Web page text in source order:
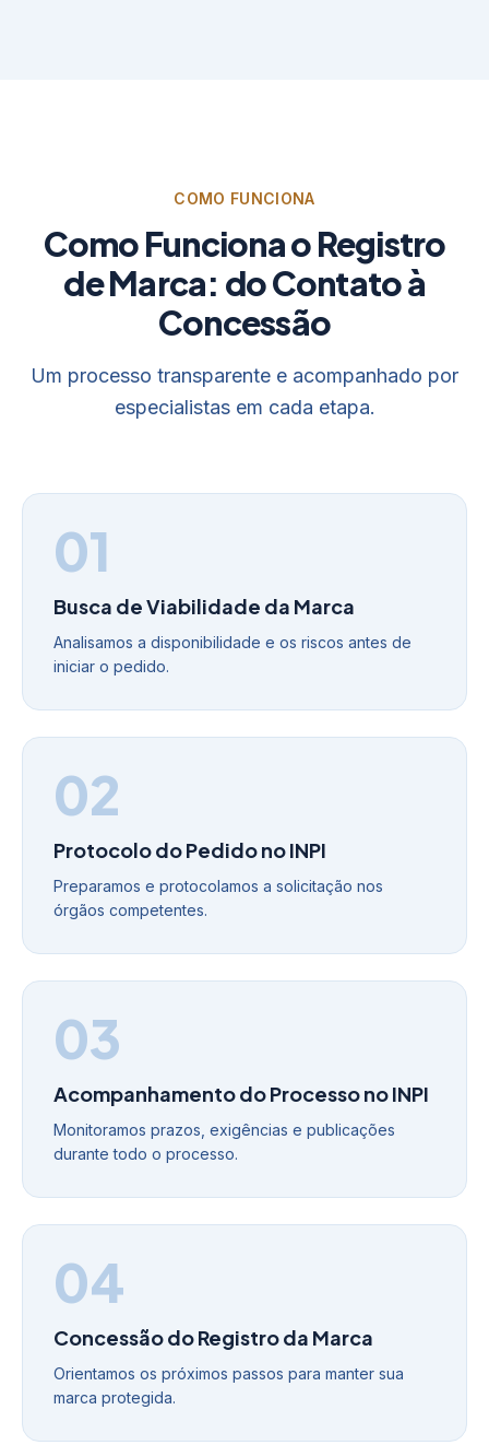
COMO FUNCIONA
Como Funciona o Registro
de Marca: do Contato à
Concessão
Um processo transparente e acompanhado por
especialistas em cada etapa.
01
Busca de Viabilidade da Marca
Analisamos a disponibilidade e os riscos antes de
iniciar o pedido.
02
Protocolo do Pedido no INPI
Preparamos e protocolamos a solicitação nos
órgãos competentes.
03
Acompanhamento do Processo no INPI
Monitoramos prazos, exigências e publicações
durante todo o processo.
04
Concessão do Registro da Marca
Orientamos os próximos passos para manter sua
marca protegida.